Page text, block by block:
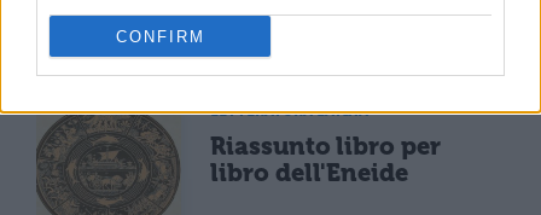
CONFIRM
LETTERATURA LATINA
Riassunto libro per
libro dell'Eneide